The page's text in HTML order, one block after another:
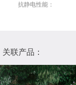
抗静电性能：
关联产品：